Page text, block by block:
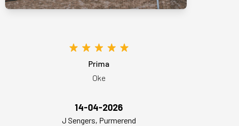
Prima
Oke
14-04-2026
J Sengers, Purmerend